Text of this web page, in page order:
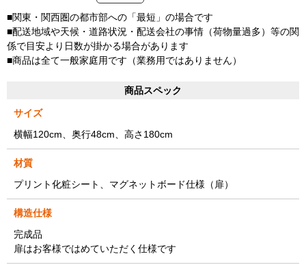
■関東・関西圏の都市部への「最短」の場合です
■配送地域や天候・道路状況・配送会社の事情（荷物量過多）等の関
係で目安より日数が掛かる場合があります
■商品は全て一般家庭用です（業務用ではありません）
商品スペック
サイズ
横幅120cm、奥行48cm、高さ180cm
材質
プリント化粧シート、マグネットボード仕様（扉）
構造仕様
完成品
扉はお客様ではめていただく仕様です